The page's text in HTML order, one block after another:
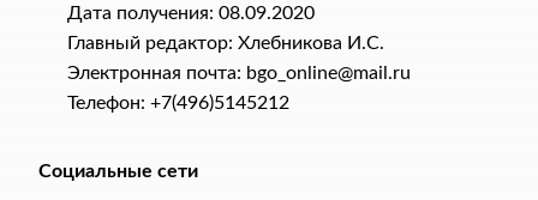
Дата получения: 08.09.2020
Главный редактор: Хлебникова И.C.
Электронная почта: bgo_online@mail.ru
Телефон: +7(496)5145212
Социальные сети